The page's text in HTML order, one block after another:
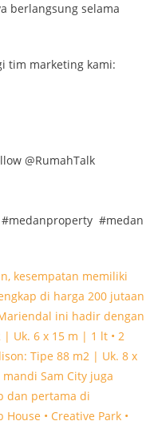
berlangsung selama
tim marketing kami:
@RumahTalk
#medan